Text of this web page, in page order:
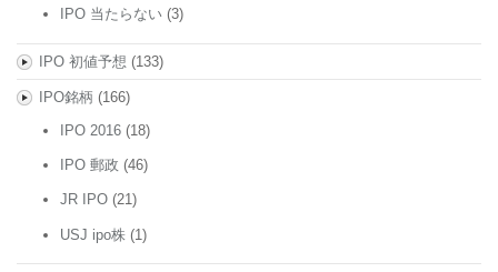
IPO 当たらない (3)
IPO 初値予想 (133)
IPO銘柄 (166)
IPO 2016 (18)
IPO 郵政 (46)
JR IPO (21)
USJ ipo株 (1)